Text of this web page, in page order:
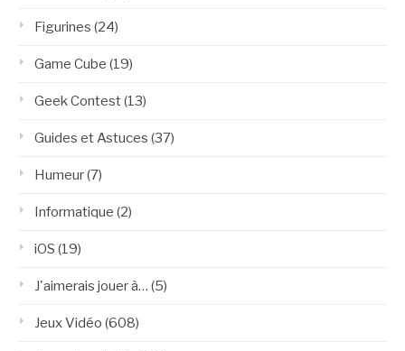
Figurines (24)
Game Cube (19)
Geek Contest(13)
Guides et Astuces (37)
Humeur(7)
Informatique (2)
iOS (19)
J'aimerais jouer à… (5)
Jeux Vidéo (608)